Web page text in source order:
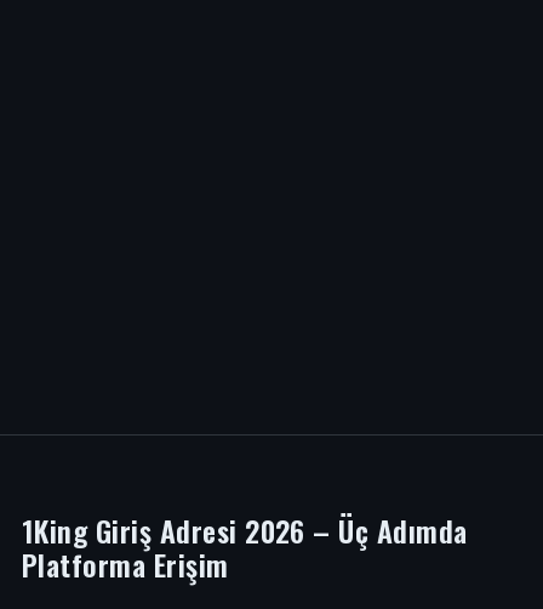
1King Giriş Adresi 2026 – Üç Adımda
Platforma Erişim